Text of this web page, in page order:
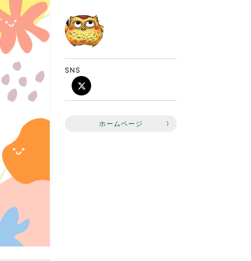
SNS
ホームページ